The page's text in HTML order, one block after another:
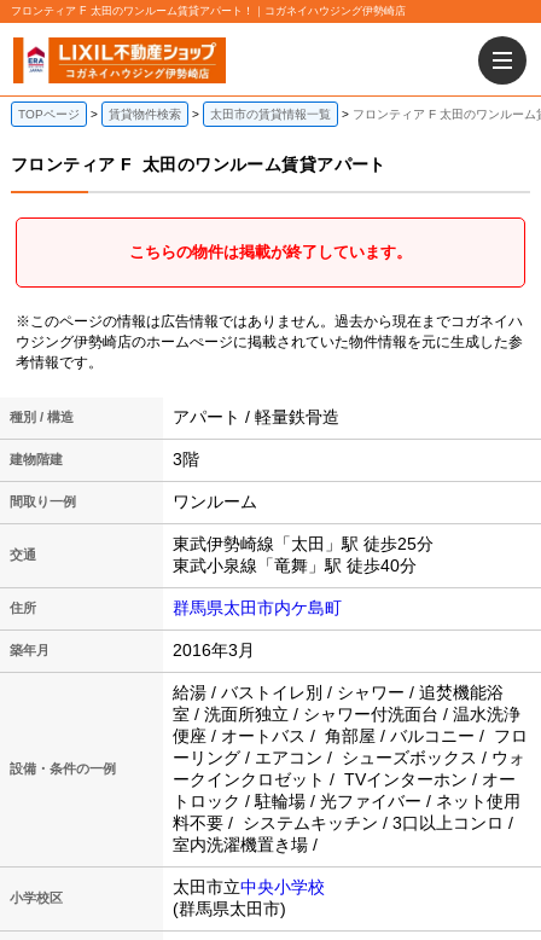
フロンティア F 太田のワンルーム賃貸アパート！｜コガネイハウジング伊勢崎店
TOPページ 賃貸物件検索 太田市の賃貸情報一覧 フロンティア F 太田のワンルーム
フロンティア F 太田のワンルーム賃貸アパート
こちらの物件は掲載が終了しています。
※このページの情報は広告情報ではありません。過去から現在までコガネイハ
ウジング伊勢崎店のホームぺージに掲載されていた物件情報を元に生成した参
考情報です。
種別 / 構造 アパート / 軽量鉄骨造
建物階建 3階
間取り一例 ワンルーム
交通
東武伊勢崎線「太田」駅 徒歩25分
東武小泉線「竜舞」駅 徒歩40分
住所 群馬県太田市内ケ島町
築年月 2016年3月
設備・条件の一例
給湯 / バストイレ別 / シャワー / 追焚機能浴
室 / 洗面所独立 / シャワー付洗面台 / 温水洗浄
便座 / オートバス / 角部屋 / バルコニー / フロ
ーリング / エアコン / シューズボックス / ウォ
ークインクロゼット / TVインターホン / オー
トロック / 駐輪場 / 光ファイバー / ネット使用
料不要 / システムキッチン / 3口以上コンロ /
室内洗濯機置き場 /
小学校区
太田市立中央小学校
(群馬県太田市)